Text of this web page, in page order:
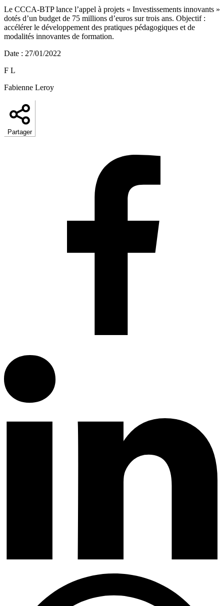
Le CCCA-BTP lance l’appel à projets « Investissements innovants »
dotés d’un budget de 75 millions d’euros sur trois ans. Objectif :
accélérer le développement des pratiques pédagogiques et de
modalités innovantes de formation.
Date : 27/01/2022
F L
Fabienne Leroy
Partager